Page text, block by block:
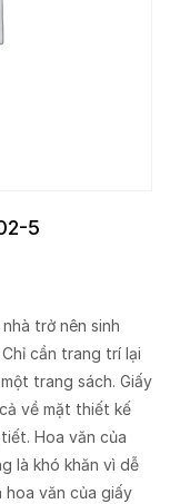
5
trở nên sinh
cần trang trí lại
trang sách. Giấy
về mặt thiết kế
Hoa văn của
là khó khăn vì dễ
hoa văn của giấy